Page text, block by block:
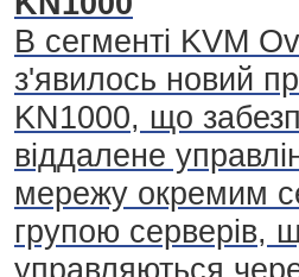
В сегменті KVM
з'явилось новий
KN1000, що
віддалене
мережу окремим
групою серверів,
управляються